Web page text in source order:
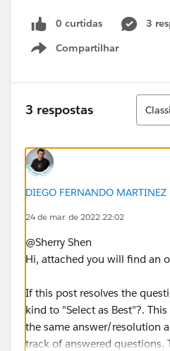
0 curtidas
3
Compartilhar
Show menu
3 respostas
DIEGO FERNANDO
24 de mar. de 2022 22:02
@Sherry Shen​
Hi, attached you will find an
If this post resolves the
kind to "Select as Best"?.
the same answer/resolution
track of answered questions.